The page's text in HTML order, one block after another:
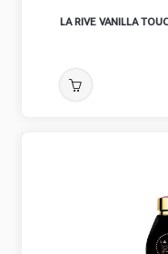
LA RIVE VANILLA